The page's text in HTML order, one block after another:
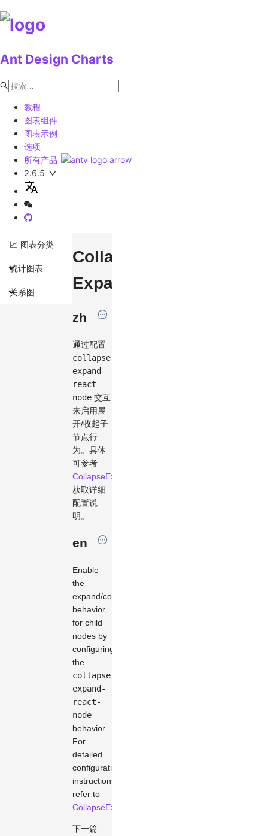
Ant Design Charts
教程
图表组件
图表示例
选项
所有产品
2.6.5
📈 图表分类
统计图表
Collapse
Expand
zh
通过配置
collapse-
expand-
react-
node 交互
来启用展
开/收起子
节点行
为。具体
可参考
CollapseExpandReactNodeOptions
获取详细
配置说
明。
en
Enable
the
expand/collapse
behavior
for child
nodes by
configuring
the
collapse-
expand-
react-
node
behavior.
For
detailed
configuration
instructions,
refer to
CollapseExpandReactNodeOptions
下一篇